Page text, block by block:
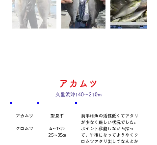
アカムツ
久里浜沖140～210m
アカムツ
クロムツ
型見ず
4～13匹
25～35㎝
前半は魚の活性低くてアタリ
が少なく厳しい状況でした。
ポイント移動しながら探っ
て、午後になってようやくク
ロムツアタリ出してなんとか